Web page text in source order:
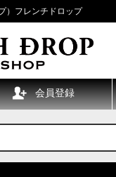
）フレンチドロップ
会員登録